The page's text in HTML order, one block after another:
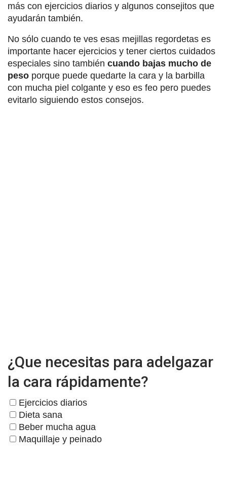
más con ejercicios diarios y algunos consejitos que
ayudarán también.
No sólo cuando te ves esas mejillas regordetas es
importante hacer ejercicios y tener ciertos cuidados
especiales sino también cuando bajas mucho de
peso porque puede quedarte la cara y la barbilla
con mucha piel colgante y eso es feo pero puedes
evitarlo siguiendo estos consejos.
¿Que necesitas para adelgazar
la cara rápidamente?
Ejercicios diarios
Dieta sana
Beber mucha agua
Maquillaje y peinado